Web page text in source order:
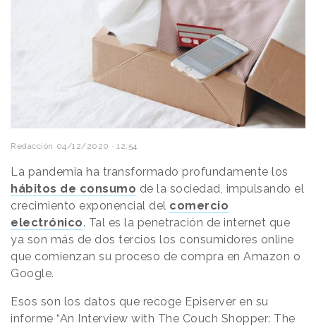
Redacción 04/12/2020 · 12:54
La pandemia ha transformado profundamente los
hábitos de consumo de la sociedad, impulsando el
crecimiento exponencial del comercio
electrónico. Tal es la penetración de internet que
ya son más de dos tercios los consumidores online
que comienzan su proceso de compra en Amazon o
Google.
Esos son los datos que recoge Episerver en su
informe “An Interview with The Couch Shopper: The